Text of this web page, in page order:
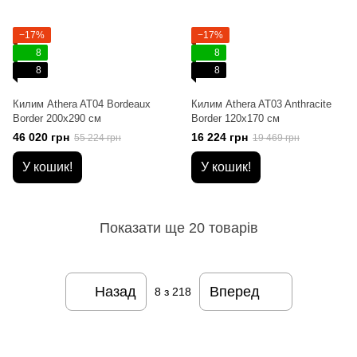
−17%
8
8
Килим Athera AT04 Bordeaux
Border 200х290 см
46 020 грн 55 224 грн
У кошик!
−17%
8
8
Килим Athera AT03 Anthracite
Border 120х170 см
16 224 грн 19 469 грн
У кошик!
Показати ще 20 товарів
Назад 8з 218 Вперед